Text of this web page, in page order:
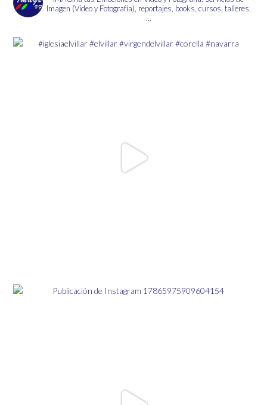
la
producto
Imagen (Video y Fotografía), reportajes, books, cursos, talleres,
...